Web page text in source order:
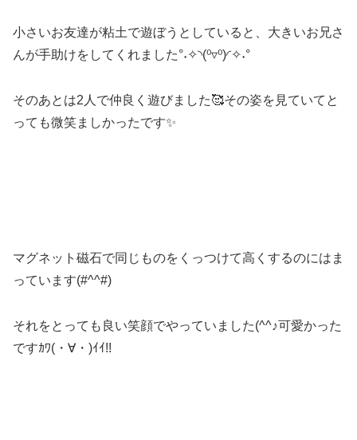
小さいお友達が粘土で遊ぼうとしていると、大きいお兄さ
んが手助けをしてくれました°˖✧◝(⁰▿⁰)◜✧˖°
そのあとは2人で仲良く遊びました🥰その姿を見ていてと
っても微笑ましかったです✨
マグネット磁石で同じものをくっつけて高くするのにはま
っています(#^^#)
それをとっても良い笑顔でやっていました(^^♪可愛かった
ですｶﾜ(・∀・)ｲｲ!!